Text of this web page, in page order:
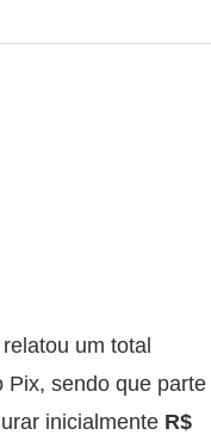
um total
Pix, sendo que parte
inicialmente R$